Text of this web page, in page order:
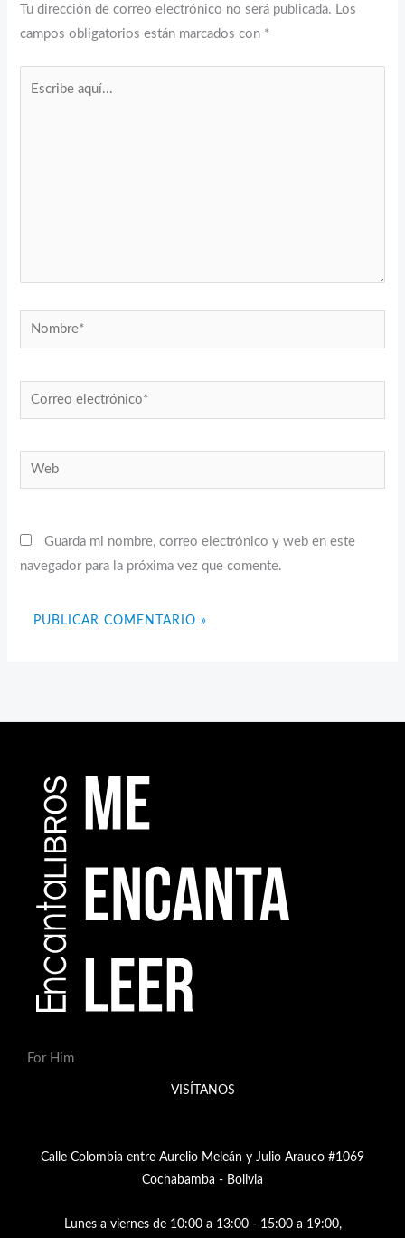
Tu dirección de correo electrónico no será publicada. Los
campos obligatorios están marcados con *
Nombre*
Correo
electrónico*
Web
Guarda mi nombre, correo electrónico y web en este
navegador para la próxima vez que comente.
For Him
VISÍTANOS
Calle Colombia entre Aurelio Meleán y Julio Arauco #1069
Cochabamba - Bolivia
Lunes a viernes de 10:00 a 13:00 - 15:00 a 19:00,